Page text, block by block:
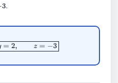
.
y= 2,z